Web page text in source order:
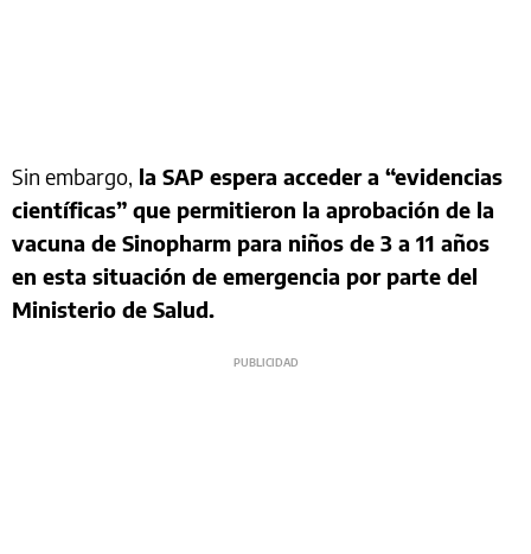
Sin embargo, la SAP espera acceder a “evidencias
científicas” que permitieron la aprobación de la
vacuna de Sinopharm para niños de 3 a 11 años
en esta situación de emergencia por parte del
Ministerio de Salud.